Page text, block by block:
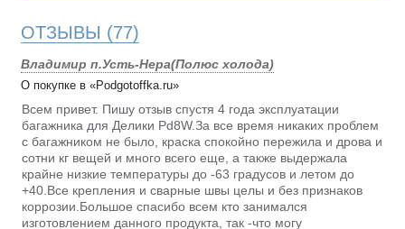
ОТЗЫВЫ (77)
Владимир п.Усть-Нера(Полюс холода)
О покупке в «Podgotoffka.ru»
Всем привет. Пишу отзыв спустя 4 года эксплуатации
багажника для Делики Pd8W.За все время никаких проблем
с багажником не было, краска спокойно пережила и дрова и
сотни кг вещей и много всего еще, а также выдержала
крайне низкие температуры до -63 градусов и летом до
+40.Все крепления и сварные швы целы и без признаков
коррозии.Большое спасибо всем кто занимался
изготовлением данного продукта, так -что могу